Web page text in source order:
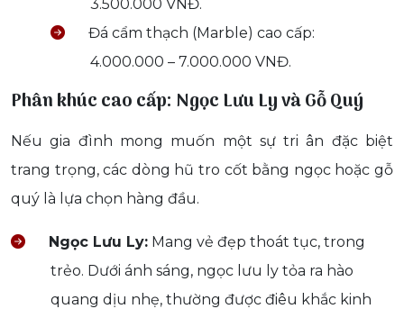
3.500.000 VNĐ.
Đá cẩm thạch (Marble) cao cấp:
4.000.000 – 7.000.000 VNĐ.
Phân khúc cao cấp: Ngọc Lưu Ly và Gỗ Quý
Nếu gia đình mong muốn một sự tri ân đặc biệt
trang trọng, các dòng hũ tro cốt bằng ngọc hoặc gỗ
quý là lựa chọn hàng đầu.
Ngọc Lưu Ly: Mang vẻ đẹp thoát tục, trong
trẻo. Dưới ánh sáng, ngọc lưu ly tỏa ra hào
quang dịu nhẹ, thường được điêu khắc kinh